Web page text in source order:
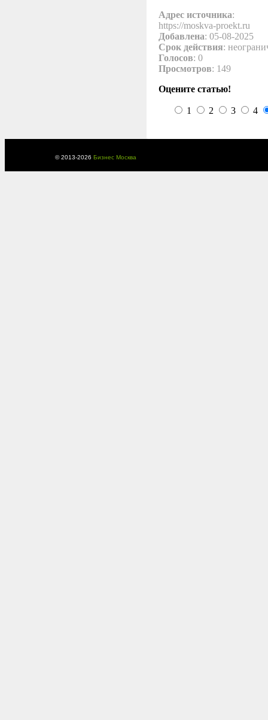
Адрес источника:
https://moskva-proekt.ru
Добавлена: 05-08-2025
Срок действия:
Голосов: 0
Просмотров: 149
Оцените статью!
1 2 3 4
© 2013-2026 Бизнес Москва